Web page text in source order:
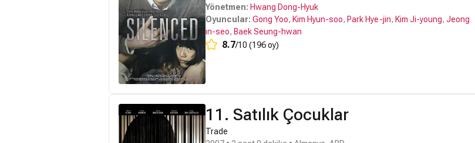
Yönetmen: Hwang Dong-Hyuk
Oyuncular: Gong Yoo, Kim Hyun-soo, Park Hye-jin, Kim Ji-young, Jeong
ın-seo, Baek Seung-hwan
8.7/10 (196 oy)
11. Satılık Çocuklar
Trade